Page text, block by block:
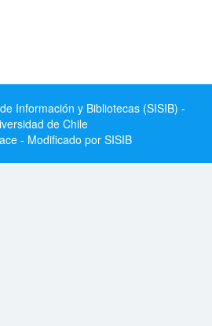
Información y Bibliotecas (SISIB) -
de Chile
- Modificado por SISIB